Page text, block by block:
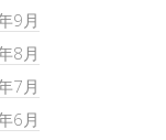
9月
8月
7月
6月